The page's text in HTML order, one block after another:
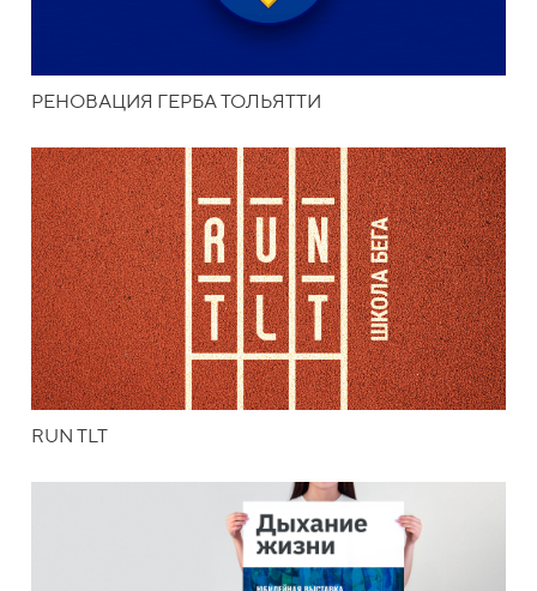
РЕНОВАЦИЯ ГЕРБА ТОЛЬЯТТИ
RUN TLT